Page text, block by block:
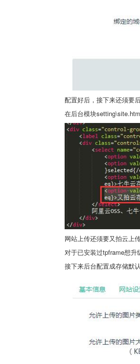
配置好后，接下来还须要
在后台模块
网站上传还须要又拍云上
对于已安装过tpframe想
接下来后台配置成存储默